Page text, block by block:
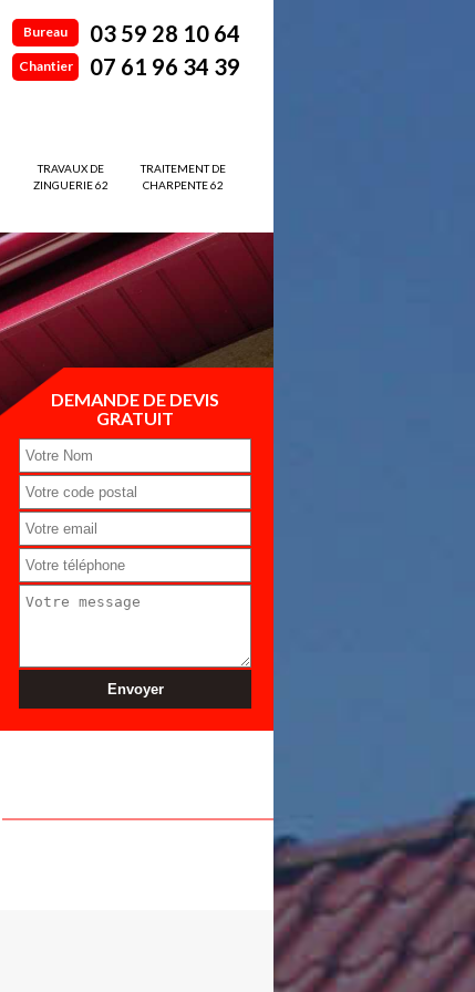
Bureau 03 59 28 10 64
Chantier 07 61 96 34 39
TRAVAUX DE
ZINGUERIE 62
TRAITEMENT DE
CHARPENTE 62
DEMANDE DE DEVIS
GRATUIT